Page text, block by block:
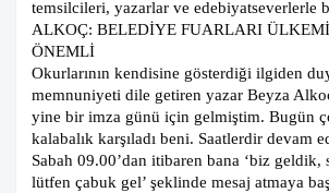
temsilcileri, yazarlar ve edebiyatseverlerle
ALKOÇ: BELEDİYE FUARLARI
ÖNEMLİ
Okurlarının kendisine gösterdiği ilgiden
memnuniyeti dile getiren yazar Beyza
yine bir imza günü için gelmiştim. Bugün
kalabalık karşıladı beni. Saatlerdir devam
Sabah 09.00’dan itibaren bana ‘biz
lütfen çabuk gel’ şeklinde mesaj atmaya